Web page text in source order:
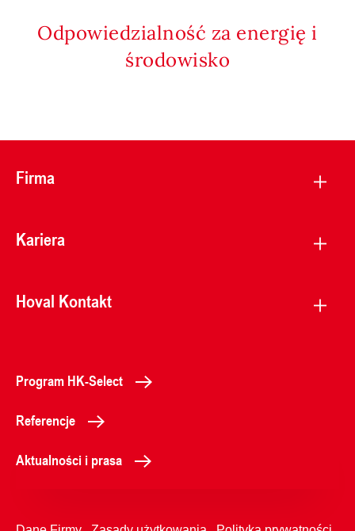
Odpowiedzialność za energię i
środowisko
Firma
Kariera
Hoval Kontakt
Program HK-Select
Referencje
Aktualności i prasa